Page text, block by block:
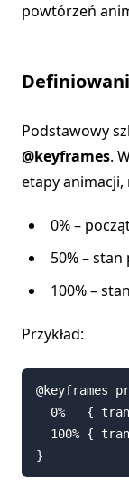
powtórzeń
Podstawowy
@keyframes.
etapy animacji,
0% –
50% –
100% –
Przykład:
@keyframes
0%   {
100% {